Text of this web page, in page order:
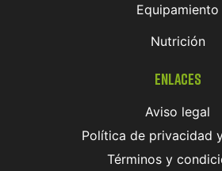
Equipamiento
Nutrición
Enlaces
Aviso legal
Política de privacidad
Términos y